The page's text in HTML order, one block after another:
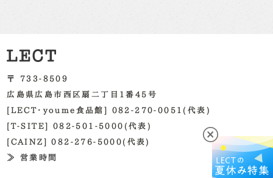
〒 733-8509
広島県広島市西区扇二丁目1番45号
[LECT・youme食品館] 082-270-0051(代表)
[T-SITE] 082-501-5000(代表)
[CAINZ] 082-276-5000(代表)
≫ 営業時間